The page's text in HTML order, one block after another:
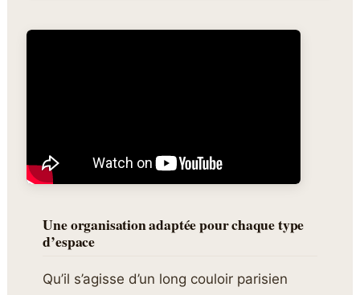
Une organisation adaptée pour chaque type
d’espace
Qu’il s’agisse d’un long couloir parisien